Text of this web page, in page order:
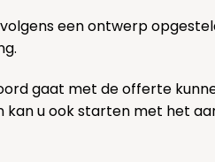
een ontwerp
gaat met de offerte
kan u ook starten met het